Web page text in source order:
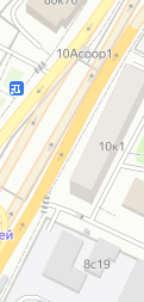
и
от состояния
Когда
обычно
ТО
2–3